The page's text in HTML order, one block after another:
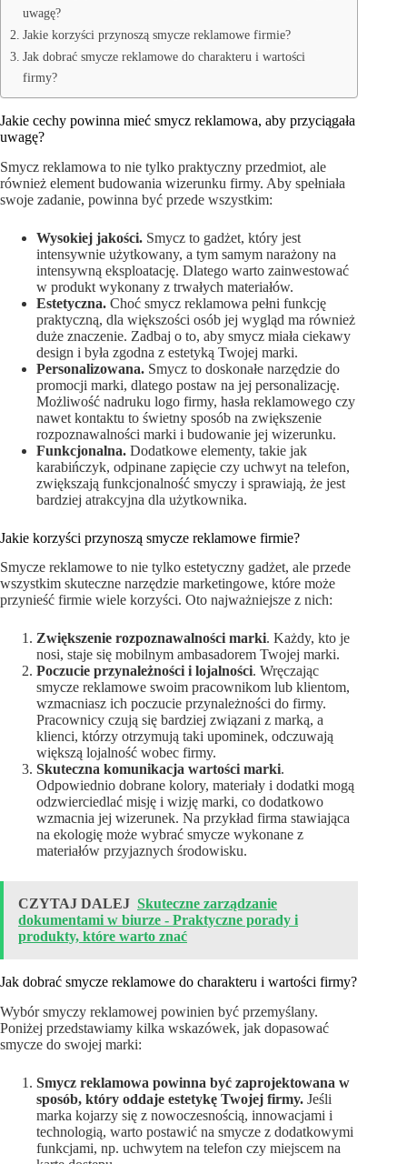
uwagę?
Jakie korzyści przynoszą smycze reklamowe firmie?
Jak dobrać smycze reklamowe do charakteru i wartości
firmy?
Jakie cechy powinna mieć smycz reklamowa, aby przyciągała
uwagę?
Smycz reklamowa to nie tylko praktyczny przedmiot, ale
również element budowania wizerunku firmy. Aby spełniała
swoje zadanie, powinna być przede wszystkim:
Wysokiej jakości. Smycz to gadżet, który jest
intensywnie użytkowany, a tym samym narażony na
intensywną eksploatację. Dlatego warto zainwestować
w produkt wykonany z trwałych materiałów.
Estetyczna. Choć smycz reklamowa pełni funkcję
praktyczną, dla większości osób jej wygląd ma również
duże znaczenie. Zadbaj o to, aby smycz miała ciekawy
design i była zgodna z estetyką Twojej marki.
Personalizowana. Smycz to doskonałe narzędzie do
promocji marki, dlatego postaw na jej personalizację.
Możliwość nadruku logo firmy, hasła reklamowego czy
nawet kontaktu to świetny sposób na zwiększenie
rozpoznawalności marki i budowanie jej wizerunku.
Funkcjonalna. Dodatkowe elementy, takie jak
karabińczyk, odpinane zapięcie czy uchwyt na telefon,
zwiększają funkcjonalność smyczy i sprawiają, że jest
bardziej atrakcyjna dla użytkownika.
Jakie korzyści przynoszą smycze reklamowe firmie?
Smycze reklamowe to nie tylko estetyczny gadżet, ale przede
wszystkim skuteczne narzędzie marketingowe, które może
przynieść firmie wiele korzyści. Oto najważniejsze z nich:
Zwiększenie rozpoznawalności marki. Każdy, kto je
nosi, staje się mobilnym ambasadorem Twojej marki.
Poczucie przynależności i lojalności. Wręczając
smycze reklamowe swoim pracownikom lub klientom,
wzmacniasz ich poczucie przynależności do firmy.
Pracownicy czują się bardziej związani z marką, a
klienci, którzy otrzymują taki upominek, odczuwają
większą lojalność wobec firmy.
Skuteczna komunikacja wartości marki.
Odpowiednio dobrane kolory, materiały i dodatki mogą
odzwierciedlać misję i wizję marki, co dodatkowo
wzmacnia jej wizerunek. Na przykład firma stawiająca
na ekologię może wybrać smycze wykonane z
materiałów przyjaznych środowisku.
CZYTAJ DALEJ Skuteczne zarządzanie
dokumentami w biurze - Praktyczne porady i
produkty, które warto znać
Jak dobrać smycze reklamowe do charakteru i wartości firmy?
Wybór smyczy reklamowej powinien być przemyślany.
Poniżej przedstawiamy kilka wskazówek, jak dopasować
smycze do swojej marki:
Smycz reklamowa powinna być zaprojektowana w
sposób, który oddaje estetykę Twojej firmy. Jeśli
marka kojarzy się z nowoczesnością, innowacjami i
technologią, warto postawić na smycze z dodatkowymi
funkcjami, np. uchwytem na telefon czy miejscem na